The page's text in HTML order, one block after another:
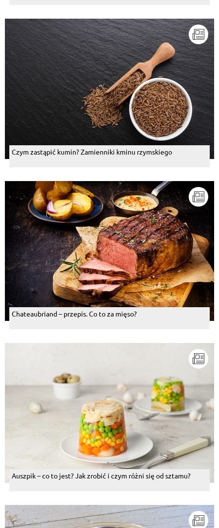
Czym zastąpić kumin? Zamienniki kminu rzymskiego
Chateaubriand – przepis. Co to za mięso?
Auszpik – co to jest? Jak zrobić i czym różni się od sztamu?